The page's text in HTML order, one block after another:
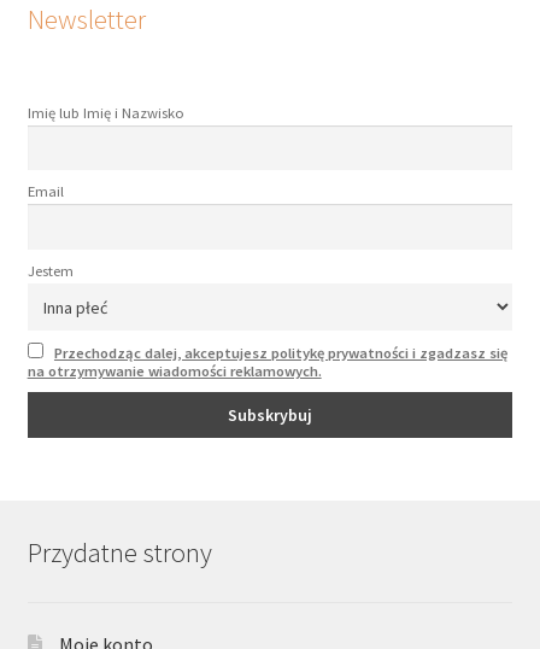
Newsletter
Imię lub Imię i Nazwisko
Email
Jestem
Przechodząc dalej, akceptujesz politykę prywatności i zgadzasz się
na otrzymywanie wiadomości reklamowych.
Przydatne strony
Moje konto